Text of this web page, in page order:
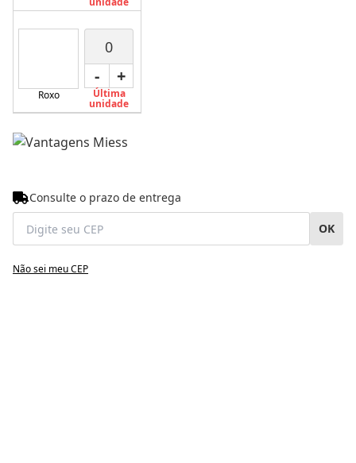
Roxo
- +
Última
unidade
Consulte o prazo de entrega
OK
Não sei meu CEP